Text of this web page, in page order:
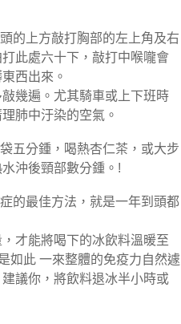
的上方敲打胸部的左上角及右
此處六十下，敲打中喉嚨會
西出來。
幾遍。尤其騎車或上下班時
肺中汙染的空氣。
五分鍾，喝熱杏仁茶，或大步
沖後頸部數分鍾。!
的最佳方法，就是一年到頭都
才能將喝下的冰飲料溫暖至
如此 一來整體的免疫力自然遽
議你，將飲料退冰半小時或